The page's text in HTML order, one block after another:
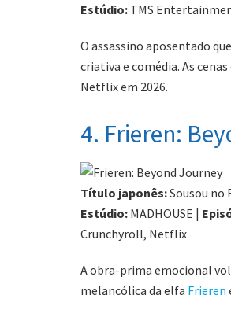
Estúdio: TMS
O assassino aposentado
criativa e comédia. As
Netflix em 2026.
4. Frieren:
Título japonês:Sousou no
Estúdio: MADHOUSE |
Crunchyroll, Netflix
A obra-prima emocional
melancólica da elfa Frieren